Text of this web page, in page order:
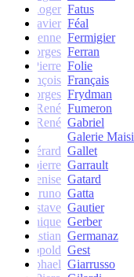
Roger Fatus
Xavier Féal
Etienne Fermigier
Georges Ferran
Pierre Folie
François Français
Georges Frydman
René Fumeron
René Gabriel
Galerie
Gérard Gallet
Jean-pierre Garrault
Denise Gatard
Bruno Gatta
Gustave Gautier
Monique Gerber
Christian Germanaz
Léopold Gest
Raphael Giarrusso